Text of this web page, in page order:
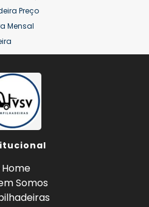
Preço
Mensal
a Combustão
Diária Valor
Elétrica
Elétrica Preço
Mensal
Preço
Valor
Eletricas
Empilhadeira
Home
Somos